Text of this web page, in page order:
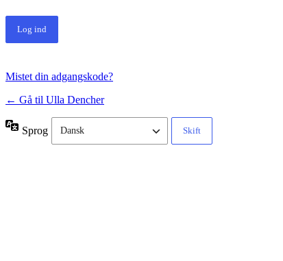
Mistet din adgangskode?
← Gå til Ulla Dencher
Sprog